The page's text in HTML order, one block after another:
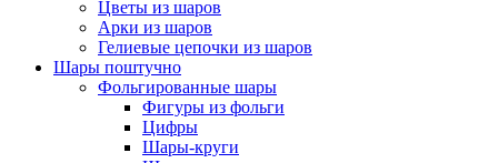
Цветы из шаров
Арки из шаров
Гелиевые цепочки из шаров
Шары поштучно
Фольгированные шары
Фигуры из фольги
Цифры
Шары-круги